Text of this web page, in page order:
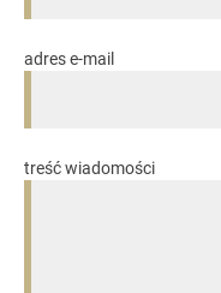
adres e-mail
treść wiadomości